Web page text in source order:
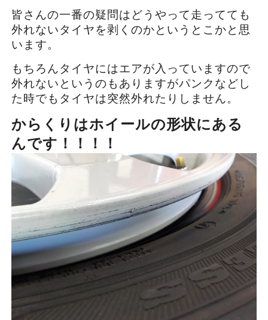
皆さんの一番の疑問はどうやって走ってても
外れないタイヤを剥くのかというとこかと思
います。
もちろんタイヤにはエアが入っていますので
外れないというのもありますがパンクなどし
た時でもタイヤは突然外れたりしません。
からくりはホイールの形状にある
んです！！！！